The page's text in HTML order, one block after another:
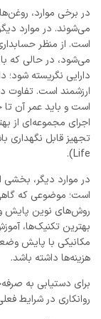
در برخی موارد،
می‌شوند. در موارد
است. از منظر
می‌شود، در حالی که
دارایی نگریسته شود؛
ارزشمند است. تفاوت
است و باید عمر آن
اجرای مجموعه‌ای از
Life).
در موارد دیگر، بخشی
است؛ موضوعی که
روش‌های نوین پایش
بهترین تکنیک‌ها،
مکانیکی با پایش
هزینه‌ها داشته باشد.
برای دستیابی به
روانکاری در شرایط